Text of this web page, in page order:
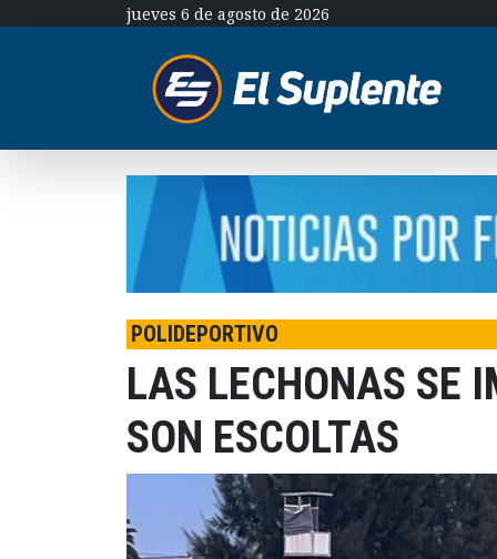
jueves 6 de agosto de 2026
POLIDEPORTIVO
LAS LECHONAS SE
SON ESCOLTAS